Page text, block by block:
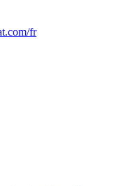
fr